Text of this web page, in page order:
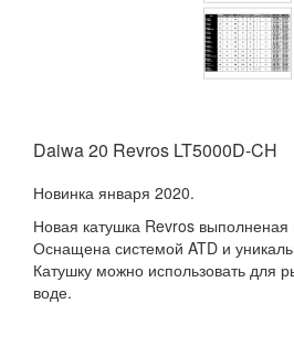
Daiwa 20 Revros LT5000D-CH
Новинка января 2020.
Новая катушка Revros выполненая
Оснащена системой ATD и
Катушку можно использовать для
воде.